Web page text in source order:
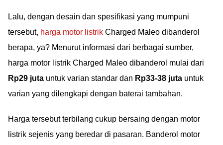
Lalu, dengan desain dan spesifikasi yang mumpuni
tersebut, harga motor listrik Charged Maleo dibanderol
berapa, ya? Menurut informasi dari berbagai sumber,
harga motor listrik Charged Maleo dibanderol mulai dari
Rp29 juta untuk varian standar dan Rp33-38 juta untuk
varian yang dilengkapi dengan baterai tambahan.
Harga tersebut terbilang cukup bersaing dengan motor
listrik sejenis yang beredar di pasaran. Banderol motor